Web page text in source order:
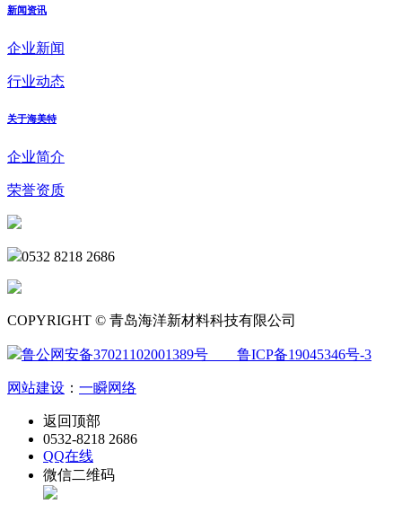
新闻资讯
企业新闻
行业动态
关于海美特
企业简介
荣誉资质
0532 8218 2686
COPYRIGHT © 青岛海洋新材料科技有限公司
鲁公网安备37021102001389号 鲁ICP备19045346号-3
网站建设 ： 一瞬网络
返回顶部
0532-8218 2686
QQ在线
微信二维码